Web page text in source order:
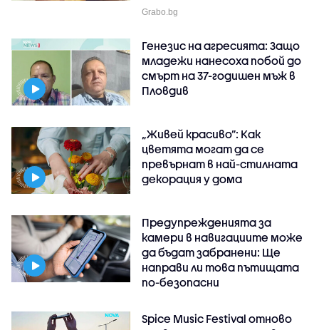
Grabo.bg
Генезис на агресията: Защо
младежи нанесоха побой до
смърт на 37-годишен мъж в
Пловдив
„Живей красиво”: Как
цветята могат да се
превърнат в най-стилната
декорация у дома
Предупрежденията за
камери в навигациите може
да бъдат забранени: Ще
направи ли това пътищата
по-безопасни
Spice Music Festival отново